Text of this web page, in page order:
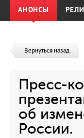
АНОНСЫ
Вернуться назад
Пресс-
об
России.